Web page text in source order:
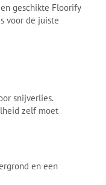
geschikte Floorify
voor de juiste
snijverlies.
zelf moet
en een